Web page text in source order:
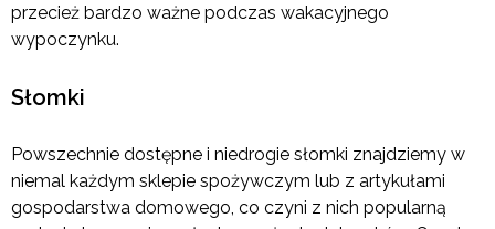
przecież bardzo ważne podczas wakacyjnego
wypoczynku.
Słomki
Powszechnie dostępne i niedrogie słomki znajdziemy w
niemal każdym sklepie spożywczym lub z artykułami
gospodarstwa domowego, co czyni z nich popularną